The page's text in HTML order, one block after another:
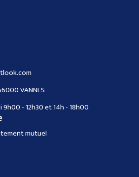
VANNES
- 12h30 et 14h - 18h00
mutuel